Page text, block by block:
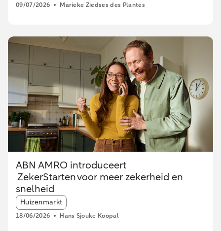
09/07/2026 Marieke Ziedses des Plantes
ABN AMRO introduceert
ZekerStarten voor meer zekerheid en
snelheid
Article tags:
Huizenmarkt
18/06/2026 Hans Sjouke Koopal